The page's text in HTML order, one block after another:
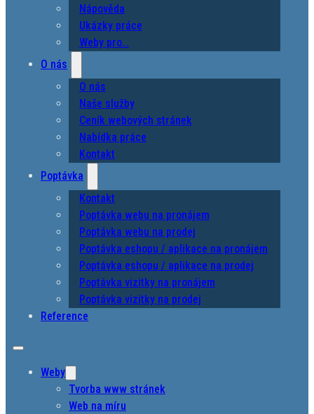
Nápověda
Ukázky práce
Weby pro…
O nás
O nás
Naše služby
Ceník webových stránek
Nabídka práce
Kontakt
Poptávka
Kontakt
Poptávka webu na pronájem
Poptávka webu na prodej
Poptávka eshopu / aplikace na pronájem
Poptávka eshopu / aplikace na prodej
Poptávka vizitky na pronájem
Poptávka vizitky na prodej
Reference
Weby
Tvorba www stránek
Web na míru